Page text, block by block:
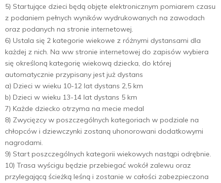
5) Startujące dzieci będą objęte elektronicznym pomiarem czasu
z podaniem pełnych wyników wydrukowanych na zawodach
oraz podanych na stronie internetowej.
6) Ustala się 2 kategorie wiekowe z różnymi dystansami dla
każdej z nich. Na ww stronie internetowej do zapisów wybiera
się określoną kategorię wiekową dziecka, do której
automatycznie przypisany jest już dystans
a) Dzieci w wieku 10-12 lat dystans 2,5 km
b) Dzieci w wieku 13-14 lat dystans 5 km
7) Każde dziecko otrzyma na mecie medal
8) Zwycięzcy w poszczególnych kategoriach w podziale na
chłopców i dziewczynki zostaną uhonorowani dodatkowymi
nagrodami.
9) Start poszczególnych kategorii wiekowych nastąpi odrębnie.
10) Trasa wyścigu będzie przebiegać wokół zalewu oraz
przylegającą ścieżką leśną i zostanie w całości zabezpieczona